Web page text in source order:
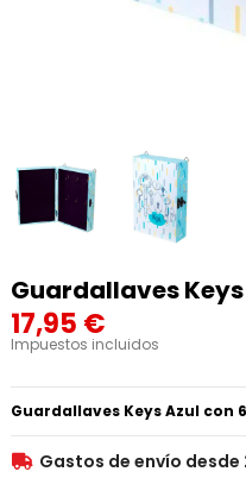
Guardallaves
17,95 €
Impuestos incluidos
Guardallaves Keys Azul con
 Gastos de envío desde